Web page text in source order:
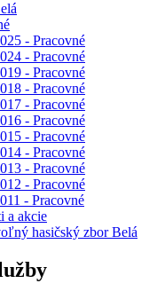
- Pracovné
- Pracovné
- Pracovné
- Pracovné
- Pracovné
- Pracovné
- Pracovné
- Pracovné
- Pracovné
- Pracovné
- Pracovné
a akcie
hasičský zbor Belá